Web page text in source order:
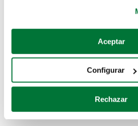
Si lo permite, también quisiéramos:
Recopilar información sobre su
Identificar su dispositivo
para buscar características
Obtenga más información sobre
Aceptar
Configurar
Rechazar
Coches de segunda mano
Coches de km0